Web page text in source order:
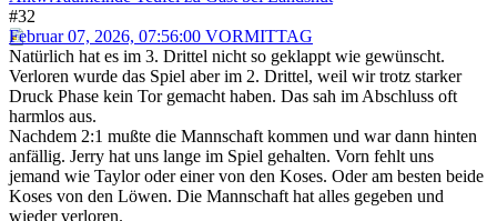
#32
Februar 07, 2026, 07:56:00 VORMITTAG
Natürlich hat es im 3. Drittel nicht so geklappt wie gewünscht.
Verloren wurde das Spiel aber im 2. Drittel, weil wir trotz starker
Druck Phase kein Tor gemacht haben. Das sah im Abschluss oft
harmlos aus.
Nachdem 2:1 mußte die Mannschaft kommen und war dann hinten
anfällig. Jerry hat uns lange im Spiel gehalten. Vorn fehlt uns
jemand wie Taylor oder einer von den Koses. Oder am besten beide
Koses von den Löwen. Die Mannschaft hat alles gegeben und
wieder verloren.